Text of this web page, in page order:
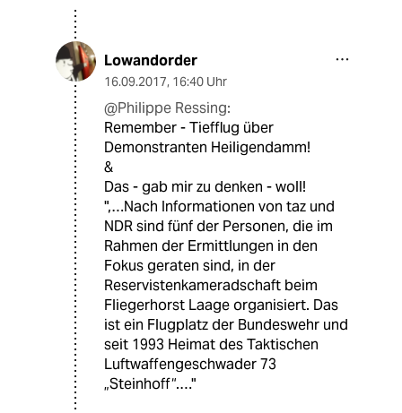
Lowandorder
16.09.2017, 16:40 Uhr
@Philippe Ressing:
Remember - Tiefflug über
Demonstranten Heiligendamm!
&
Das - gab mir zu denken - woll!
",…Nach Informationen von taz und
NDR sind fünf der Personen, die im
Rahmen der Ermittlungen in den
Fokus geraten sind, in der
Reservistenkameradschaft beim
Fliegerhorst Laage organisiert. Das
ist ein Flugplatz der Bundeswehr und
seit 1993 Heimat des Taktischen
Luftwaffengeschwader 73
„Steinhoff“.…"